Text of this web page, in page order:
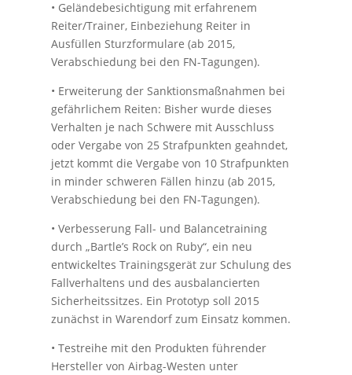
• Geländebesichtigung mit erfahrenem
Reiter/Trainer, Einbeziehung Reiter in
Ausfüllen Sturzformulare (ab 2015,
Verabschiedung bei den FN-Tagungen).
• Erweiterung der Sanktionsmaßnahmen bei
gefährlichem Reiten: Bisher wurde dieses
Verhalten je nach Schwere mit Ausschluss
oder Vergabe von 25 Strafpunkten geahndet,
jetzt kommt die Vergabe von 10 Strafpunkten
in minder schweren Fällen hinzu (ab 2015,
Verabschiedung bei den FN-Tagungen).
• Verbesserung Fall- und Balancetraining
durch „Bartle’s Rock on Ruby“, ein neu
entwickeltes Trainingsgerät zur Schulung des
Fallverhaltens und des ausbalancierten
Sicherheitssitzes. Ein Prototyp soll 2015
zunächst in Warendorf zum Einsatz kommen.
• Testreihe mit den Produkten führender
Hersteller von Airbag-Westen unter